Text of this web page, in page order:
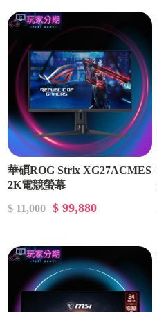
華碩ROG Strix XG27ACMES
2K電競螢幕
$ 11,000
$ 99,880